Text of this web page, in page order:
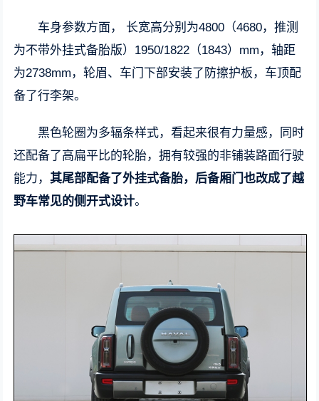
车身参数方面， 长宽高分别为4800（4680，推测
为不带外挂式备胎版）1950/1822（1843）mm，轴距
为2738mm，轮眉、车门下部安装了防擦护板，车顶配
备了行李架。
黑色轮圈为多辐条样式，看起来很有力量感，同时
还配备了高扁平比的轮胎，拥有较强的非铺装路面行驶
能力， 其尾部配备了外挂式备胎，后备厢门也改成了越
野车常见的侧开式设计。